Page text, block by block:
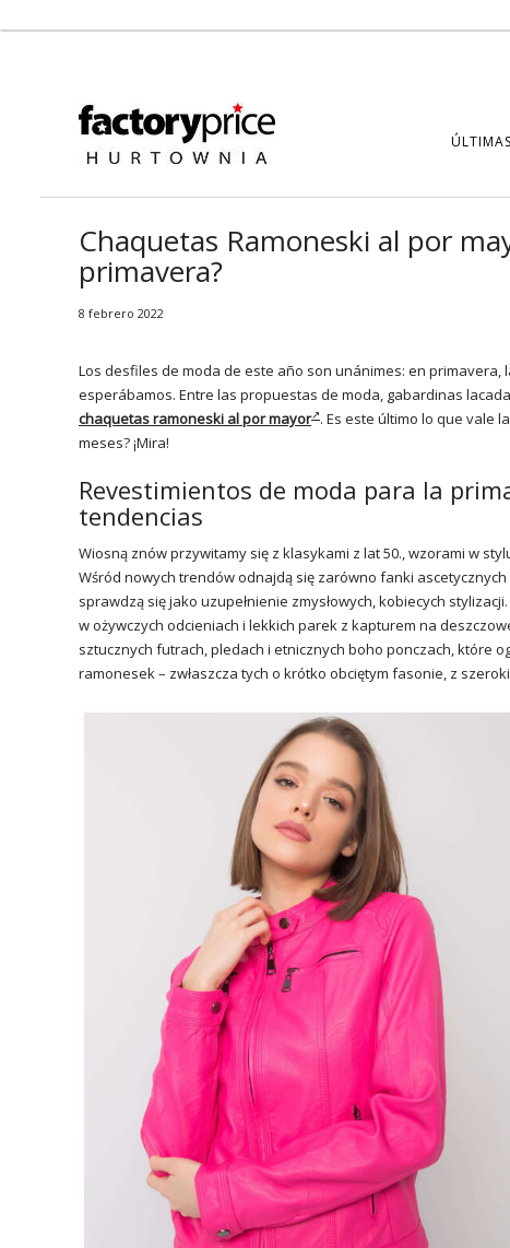
Chaquetas Ramoneski al por
primavera?
8 febrero 2022
Los desfiles de moda de este año son unánimes: en
esperábamos. Entre las propuestas de moda, gabardinas
chaquetas ramoneski al por mayor . Es este último lo que vale
meses? ¡Mira!
Revestimientos de moda para la
tendencias
Wiosną znów przywitamy się z klasykami z lat 50., wzorami w
Wśród nowych trendów odnajdą się zarówno fanki
sprawdzą się jako uzupełnienie zmysłowych, kobiecych
w ożywczych odcieniach i lekkich parek z kapturem na
sztucznych futrach, pledach i etnicznych boho ponczach, które
ramonesek – zwłaszcza tych o krótko obciętym fasonie, z